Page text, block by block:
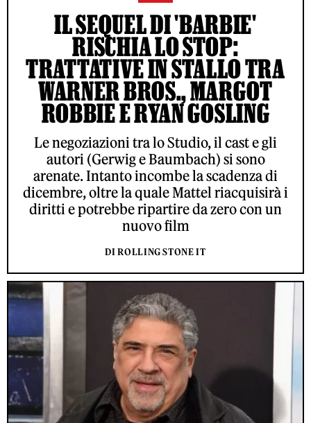
IL SEQUEL DI 'BARBIE'
RISCHIA LO STOP:
TRATTATIVE IN STALLO TRA
WARNER BROS., MARGOT
ROBBIE E RYAN GOSLING
Le negoziazioni tra lo Studio, il cast e gli
autori (Gerwig e Baumbach) si sono
arenate. Intanto incombe la scadenza di
dicembre, oltre la quale Mattel riacquisirà i
diritti e potrebbe ripartire da zero con un
nuovo film
DI ROLLING STONE IT